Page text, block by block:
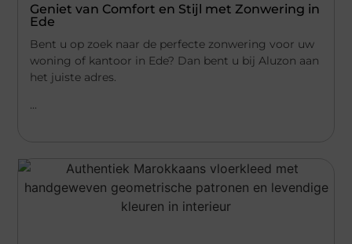
Geniet van Comfort en Stijl met Zonwering in
Ede
Bent u op zoek naar de perfecte zonwering voor uw
woning of kantoor in Ede? Dan bent u bij Aluzon aan
het juiste adres.
...